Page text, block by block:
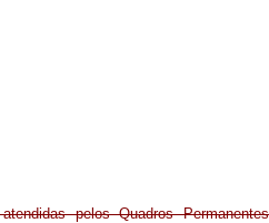
pelos Quadros